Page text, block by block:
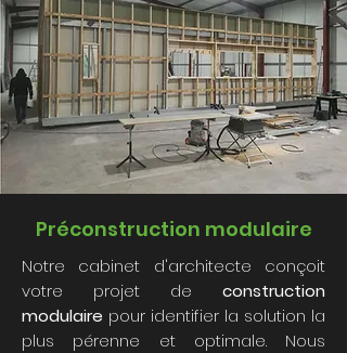
Préconstruction modulaire
Notre cabinet d'architecte conçoit
votre projet de construction
modulaire pour identifier la solution la
plus pérenne et optimale. Nous